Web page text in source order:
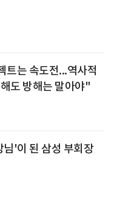
트는 속도전...역사적
도 방해는 말아야"
님'이 된 삼성 부회장